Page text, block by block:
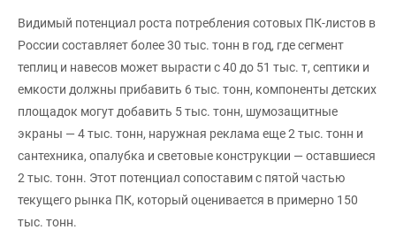
Видимый потенциал роста потребления сотовых ПК-листов в
России составляет более 30 тыс. тонн в год, где сегмент
теплиц и навесов может вырасти с 40 до 51 тыс. т, септики и
емкости должны прибавить 6 тыс. тонн, компоненты детских
площадок могут добавить 5 тыс. тонн, шумозащитные
экраны — 4 тыс. тонн, наружная реклама еще 2 тыс. тонн и
сантехника, опалубка и световые конструкции — оставшиеся
2 тыс. тонн. Этот потенциал сопоставим с пятой частью
текущего рынка ПК, который оценивается в примерно 150
тыс. тонн.